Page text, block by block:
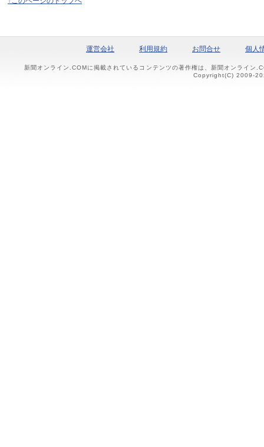
運営会社 利用規約 お問合せ 個人
新聞オンライン.COMに掲載されているコンテンツの著作権は、新聞オンライン
Copyright(C) 2009-